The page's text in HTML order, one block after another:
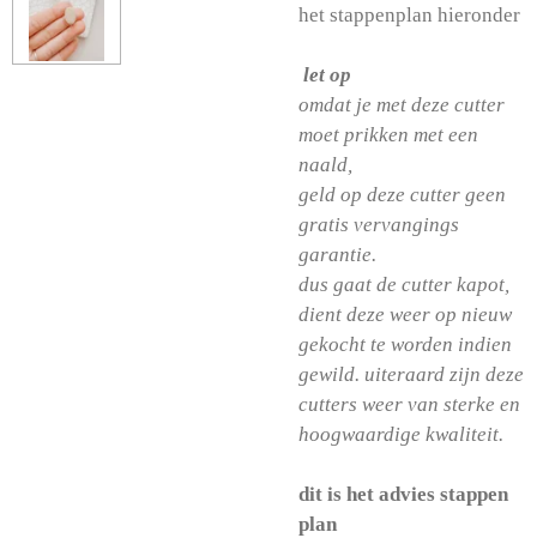
het stappenplan hieronder
let op
omdat je met deze cutter
moet prikken met een
naald,
geld op deze cutter geen
gratis vervangings
garantie.
dus gaat de cutter kapot,
dient deze weer op nieuw
gekocht te worden indien
gewild. uiteraard zijn deze
cutters weer van sterke en
hoogwaardige kwaliteit.
dit is het advies stappen
plan